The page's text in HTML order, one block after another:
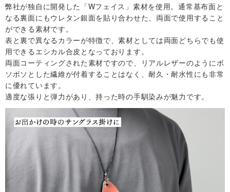
弊社が独自に開発した「Wフェイス」素材を使用。通常基布面と
なる裏面にもウレタン銀面を貼り合わせた、両面で使用すること
ができる素材です。
表と裏で異なるカラーが特徴で、素材としては両面どちらでも使
用できるエシカル合皮となっております。
両面コーティングされた素材ですので、リアルレザーのようにボ
ソボソとした繊維が付着することはなく、耐久・耐水性にも非常
に優れています。
適度な張りと弾力があり、持った時の手馴染みが魅力です。